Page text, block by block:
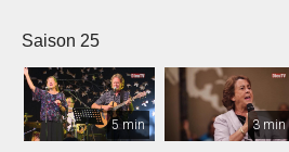
Saison 25
5 min 3 min